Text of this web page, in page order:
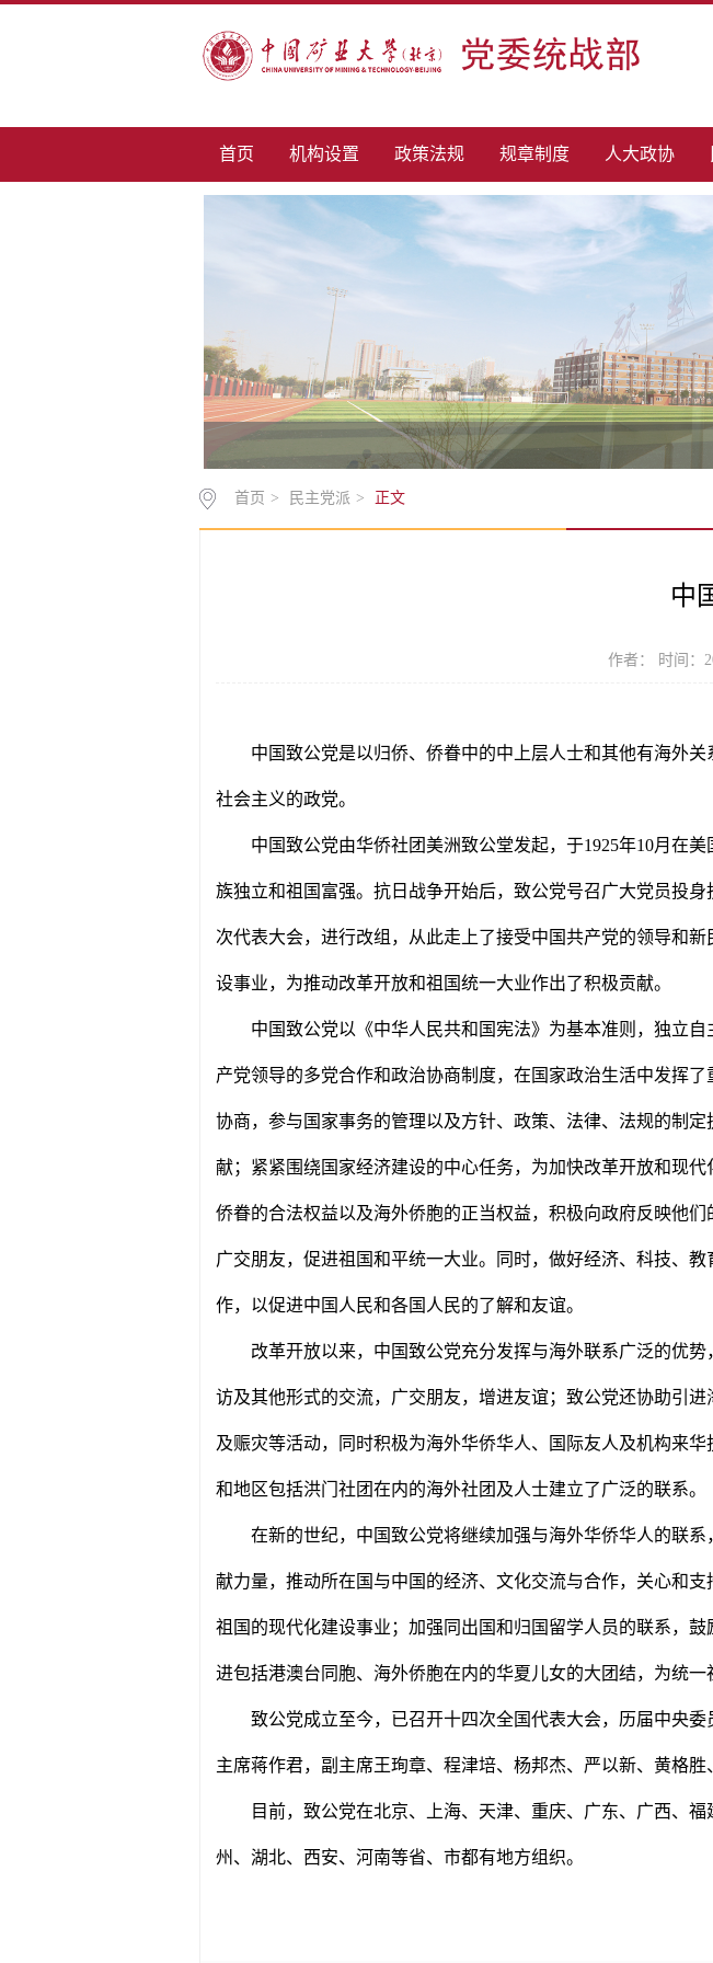
首页 机构设置 政策法规 规章制度 人大政协
首页 > 民主党派 > 正文
中
作者： 时间：
中国致公党是以归侨、侨眷中的中上层人士和其他有海外
社会主义的政党。
中国致公党由华侨社团美洲致公堂发起，于1925年10月在
族独立和祖国富强。抗日战争开始后，致公党号召广大党员投
次代表大会，进行改组，从此走上了接受中国共产党的领导和
设事业，为推动改革开放和祖国统一大业作出了积极贡献。
中国致公党以《中华人民共和国宪法》为基本准则，独立
产党领导的多党合作和政治协商制度，在国家政治生活中发挥
协商，参与国家事务的管理以及方针、政策、法律、法规的制
献；紧紧围绕国家经济建设的中心任务，为加快改革开放和现
侨眷的合法权益以及海外侨胞的正当权益，积极向政府反映他
广交朋友，促进祖国和平统一大业。同时，做好经济、科技、
作，以促进中国人民和各国人民的了解和友谊。
改革开放以来，中国致公党充分发挥与海外联系广泛的优
访及其他形式的交流，广交朋友，增进友谊；致公党还协助引
及赈灾等活动，同时积极为海外华侨华人、国际友人及机构来
和地区包括洪门社团在内的海外社团及人士建立了广泛的联系。
在新的世纪，中国致公党将继续加强与海外华侨华人的联
献力量，推动所在国与中国的经济、文化交流与合作，关心和
祖国的现代化建设事业；加强同出国和归国留学人员的联系，
进包括港澳台同胞、海外侨胞在内的华夏儿女的大团结，为统一
致公党成立至今，已召开十四次全国代表大会，历届中央
主席蒋作君，副主席王珣章、程津培、杨邦杰、严以新、黄格胜
目前，致公党在北京、上海、天津、重庆、广东、广西、
州、湖北、西安、河南等省、市都有地方组织。